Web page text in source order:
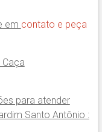
em contato e peça
para atender
Santo Antônio :